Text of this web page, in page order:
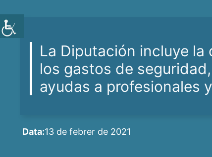
La Diputación incluye
los gastos de
ayudas a profesionales
Data:13 de febrer de 2021